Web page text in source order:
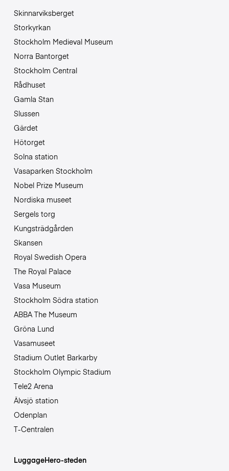
Skinnarviksberget
Storkyrkan
Stockholm Medieval Museum
Norra Bantorget
Stockholm Central
Rådhuset
Gamla Stan
Slussen
Gärdet
Hötorget
Solna station
Vasaparken Stockholm
Nobel Prize Museum
Nordiska museet
Sergels torg
Kungsträdgården
Skansen
Royal Swedish Opera
The Royal Palace
Vasa Museum
Stockholm Södra station
ABBA The Museum
Gröna Lund
Vasamuseet
Stadium Outlet Barkarby
Stockholm Olympic Stadium
Tele2 Arena
Älvsjö station
Odenplan
T-Centralen
LuggageHero-steden